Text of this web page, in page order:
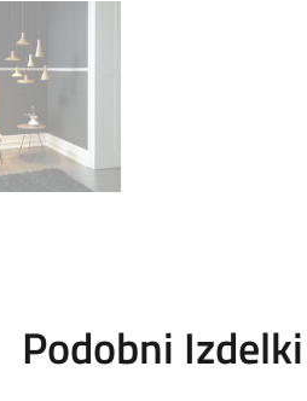
Podobni Izdelki